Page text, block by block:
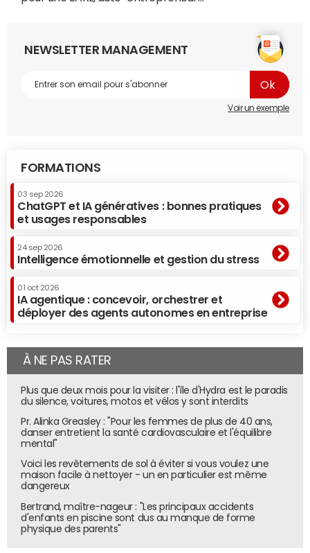
NEWSLETTER MANAGEMENT
Voir un exemple
FORMATIONS
03 sep 2026
ChatGPT et IA génératives : bonnes pratiques
et usages responsables
24 sep 2026
Intelligence émotionnelle et gestion du stress
01 oct 2026
IA agentique : concevoir, orchestrer et
déployer des agents autonomes en entreprise
À NE PAS RATER
Plus que deux mois pour la visiter : l'île d'Hydra est le paradis
du silence, voitures, motos et vélos y sont interdits
Pr. Alinka Greasley : "Pour les femmes de plus de 40 ans,
danser entretient la santé cardiovasculaire et l'équilibre
mental"
Voici les revêtements de sol à éviter si vous voulez une
maison facile à nettoyer - un en particulier est même
dangereux
Bertrand, maître-nageur : "Les principaux accidents
d'enfants en piscine sont dus au manque de forme
physique des parents"